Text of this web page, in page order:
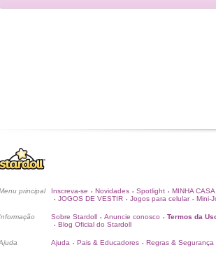
principal Inscreva-se • Novidades • Spotlight • MINHA CASA
• JOGOS DE VESTIR • Jogos para celular • Mini-
Sobre Stardoll • Anuncie conosco • Termos da
• Blog Oficial do Stardoll
Ajuda • Pais & Educadores • Regras & Segurança